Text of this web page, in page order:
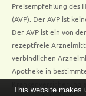
Preisempfehlung des
(AVP). Der AVP ist
Der AVP ist ein von
rezeptfreie
verbindlichen
Apotheke in
This website makes